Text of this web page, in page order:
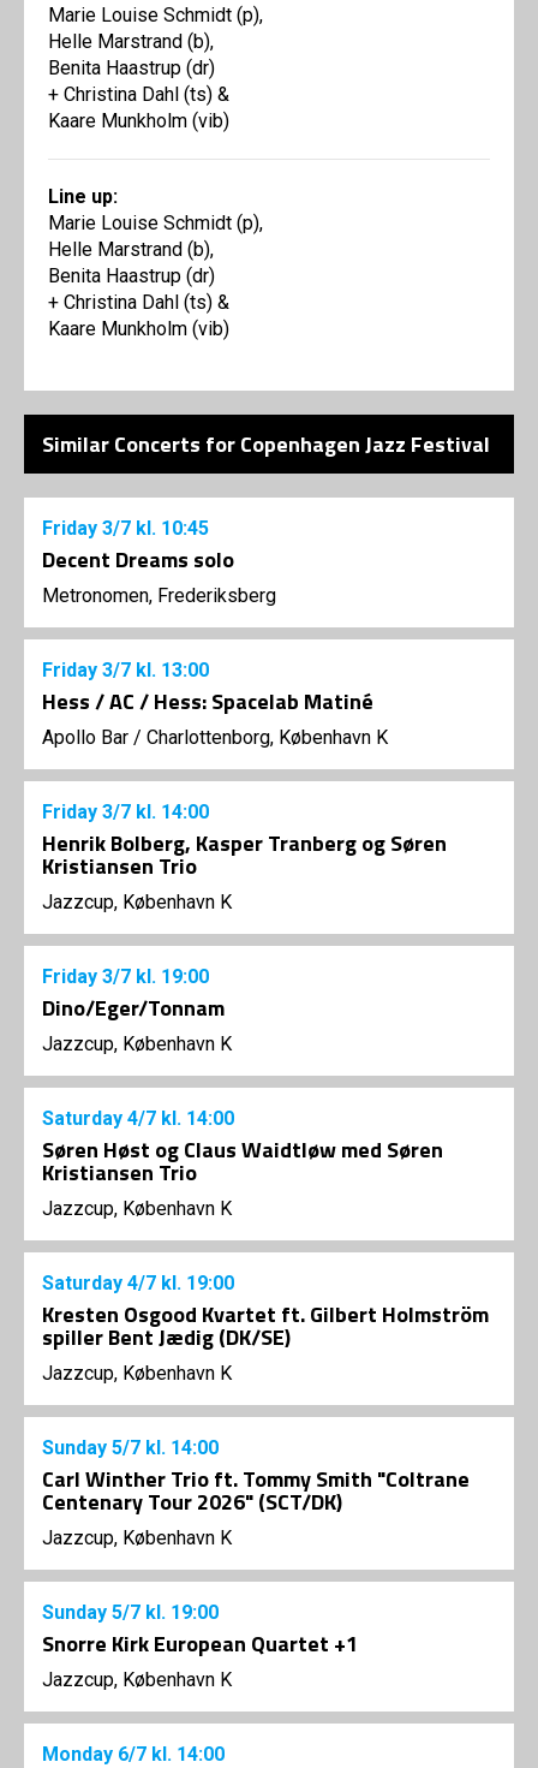
Marie Louise Schmidt (p),
Helle Marstrand (b),
Benita Haastrup (dr)
+ Christina Dahl (ts) &
Kaare Munkholm (vib)
Line up:
Marie Louise Schmidt (p),
Helle Marstrand (b),
Benita Haastrup (dr)
+ Christina Dahl (ts) &
Kaare Munkholm (vib)
Similar Concerts for Copenhagen Jazz Festival
Friday 3/7 kl. 10:45
Decent Dreams solo
Metronomen, Frederiksberg
Friday 3/7 kl. 13:00
Hess / AC / Hess: Spacelab Matiné
Apollo Bar / Charlottenborg, København K
Friday 3/7 kl. 14:00
Henrik Bolberg, Kasper Tranberg og Søren
Kristiansen Trio
Jazzcup, København K
Friday 3/7 kl. 19:00
Dino/Eger/Tonnam
Jazzcup, København K
Saturday 4/7 kl. 14:00
Søren Høst og Claus Waidtløw med Søren
Kristiansen Trio
Jazzcup, København K
Saturday 4/7 kl. 19:00
Kresten Osgood Kvartet ft. Gilbert Holmström
spiller Bent Jædig (DK/SE)
Jazzcup, København K
Sunday 5/7 kl. 14:00
Carl Winther Trio ft. Tommy Smith "Coltrane
Centenary Tour 2026" (SCT/DK)
Jazzcup, København K
Sunday 5/7 kl. 19:00
Snorre Kirk European Quartet +1
Jazzcup, København K
Monday 6/7 kl. 14:00